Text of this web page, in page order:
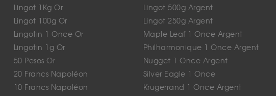
Lingot 1Kg Or
Lingot 100g Or
Lingotin 1 Once Or
Lingotin 1g Or
50 Pesos Or
20 Francs Napoléon
10 Francs Napoléon
Lingot 500g Argent
Lingot 250g Argent
Maple Leaf 1 Once Argent
Philharmonique 1 Once Argent
Nugget 1 Once Argent
Silver Eagle 1 Once
Krugerrand 1 Once Argent